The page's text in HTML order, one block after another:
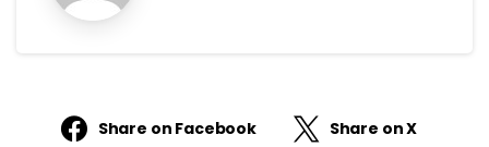
Share on Facebook Share on X